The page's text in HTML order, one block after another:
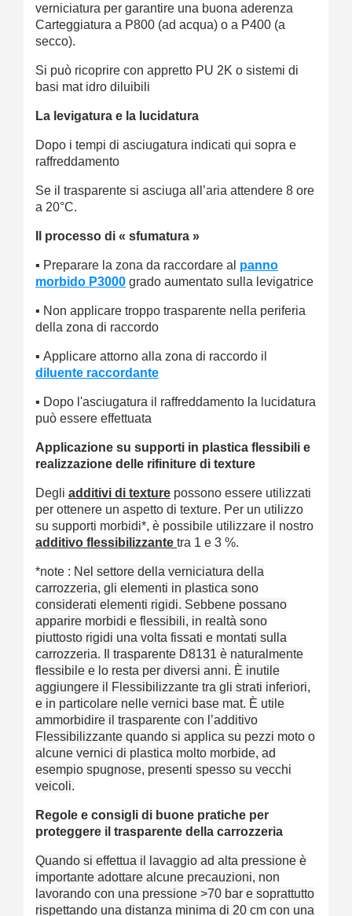
verniciatura per garantire una buona aderenza
Carteggiatura a P800 (ad acqua) o a P400 (a
secco).
Si può ricoprire con appretto PU 2K o sistemi di
basi mat idro diluibili
La levigatura e la lucidatura
Dopo i tempi di asciugatura indicati qui sopra e
raffreddamento
Se il trasparente si asciuga all’aria attendere 8 ore
a 20°C.
Il processo di « sfumatura »
▪ Preparare la zona da raccordare al panno
morbido P3000 grado aumentato sulla levigatrice
▪ Non applicare troppo trasparente nella periferia
della zona di raccordo
▪ Applicare attorno alla zona di raccordo il
diluente raccordante
▪ Dopo l'asciugatura il raffreddamento la lucidatura
può essere effettuata
Applicazione su supporti in plastica flessibili e
realizzazione delle rifiniture di texture
Degli additivi di texture possono essere utilizzati
per ottenere un aspetto di texture. Per un utilizzo
su supporti morbidi*, è possibile utilizzare il nostro
additivo flessibilizzante tra 1 e 3 %.
*note : Nel settore della verniciatura della
carrozzeria, gli elementi in plastica sono
considerati elementi rigidi. Sebbene possano
apparire morbidi e flessibili, in realtà sono
piuttosto rigidi una volta fissati e montati sulla
carrozzeria. Il trasparente D8131 è naturalmente
flessibile e lo resta per diversi anni. È inutile
aggiungere il Flessibilizzante tra gli strati inferiori,
e in particolare nelle vernici base mat. È utile
ammorbidire il trasparente con l’additivo
Flessibilizzante quando si applica su pezzi moto o
alcune vernici di plastica molto morbide, ad
esempio spugnose, presenti spesso su vecchi
veicoli.
Regole e consigli di buone pratiche per
proteggere il trasparente della carrozzeria
Quando si effettua il lavaggio ad alta pressione è
importante adottare alcune precauzioni, non
lavorando con una pressione >70 bar e soprattutto
rispettando una distanza minima di 20 cm con una